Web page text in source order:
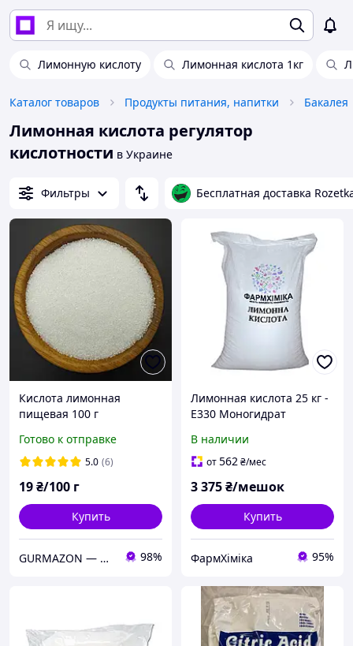
Лимонную кислоту Лимонная кислота 1кг
Каталог товаров Продукты питания, напитки Бакалея
Лимонная кислота регулятор
кислотности в Украине
Фильтры Бесплатная доставка
Кислота лимонная
пищевая 100 г
Готово к отправке
5.0 (6)
19₴/100 г
Купить
GURMAZON — интернет-магазин специй и приправ 98%
Лимонная кислота 25 кг -
Е330 Моногидрат
В наличии
от562₴/мес
3 375₴/мешок
Купить
ФармХіміка 95%